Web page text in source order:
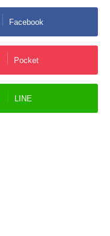
Facebook
Pocket
LINE